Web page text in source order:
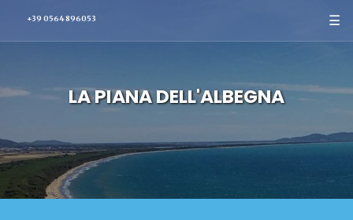
+39 0564 896053 ☰
LA PIANA DELL'ALBEGNA